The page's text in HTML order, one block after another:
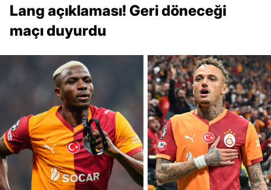
Lang açıklaması! Geri döneceği
maçı duyurdu